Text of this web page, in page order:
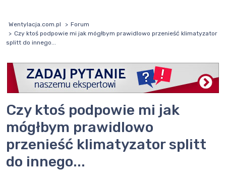
Wentylacja.com.pl
Forum
Czy ktoś podpowie mi jak mógłbym prawidlowo przenieść klimatyzator
splitt do innego...
Czy ktoś podpowie mi jak
mógłbym prawidlowo
przenieść klimatyzator splitt
do innego...